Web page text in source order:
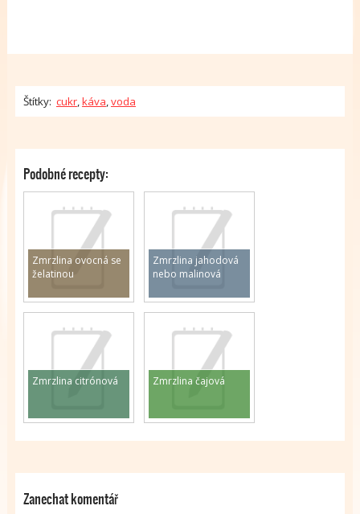
Štítky: cukr,káva,voda
Podobné recepty:
Zmrzlina ovocná se
želatinou
Zmrzlina jahodová
nebo malinová
Zmrzlina citrónová Zmrzlina čajová
Zanechat komentář